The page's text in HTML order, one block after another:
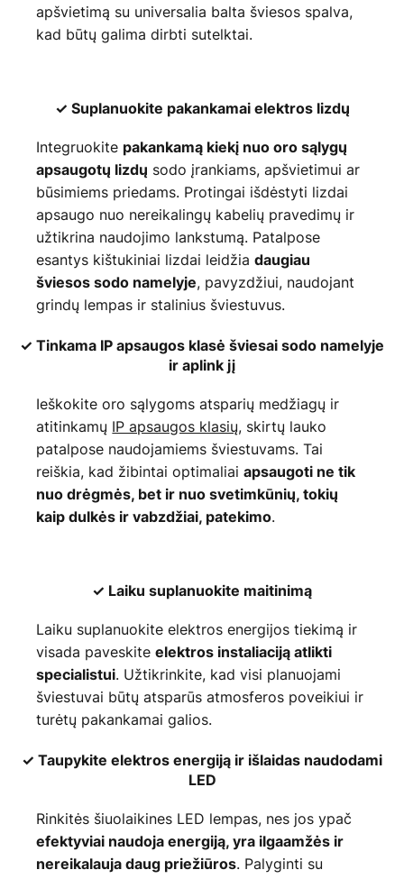
apšvietimą su universalia balta šviesos spalva,
kad būtų galima dirbti sutelktai.
✓ Suplanuokite pakankamai elektros lizdų
Integruokite pakankamą kiekį nuo oro sąlygų
apsaugotų lizdų sodo įrankiams, apšvietimui ar
būsimiems priedams. Protingai išdėstyti lizdai
apsaugo nuo nereikalingų kabelių pravedimų ir
užtikrina naudojimo lankstumą. Patalpose
esantys kištukiniai lizdai leidžiadaugiau
šviesos sodo namelyje, pavyzdžiui, naudojant
grindų lempas ir stalinius šviestuvus.
✓ Tinkama IP apsaugos klasė šviesai sodo namelyje
ir aplink jį
Ieškokite oro sąlygoms atsparių medžiagų ir
atitinkamų IP apsaugos klasių, skirtų lauko
patalpose naudojamiems šviestuvams. Tai
reiškia, kad žibintai optimaliaiapsaugoti ne tik
nuo drėgmės, bet ir nuo svetimkūnių, tokių
kaip dulkės ir vabzdžiai, patekimo.
✓ Laiku suplanuokite maitinimą
Laiku suplanuokite elektros energijos tiekimą ir
visada paveskiteelektros instaliaciją atlikti
specialistui. Užtikrinkite, kad visi planuojami
šviestuvai būtų atsparūs atmosferos poveikiui ir
turėtų pakankamai galios.
✓ Taupykite elektros energiją ir išlaidas naudodami
LED
Rinkitės šiuolaikines LED lempas, nes jos ypač
efektyviai naudoja energiją, yra ilgaamžės ir
nereikalauja daug priežiūros. Palyginti su